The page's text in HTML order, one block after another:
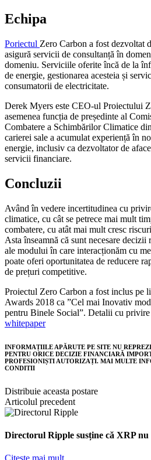
Echipa
Poriectul Zero Carbon a fost dezvoltat
asigură servicii de consultanță în
domeniu. Serviciile oferite încă de la
de energie, gestionarea acesteia și
consumatorii de electricitate.
Derek Myers este CEO-ul Proiectului
asemenea funcția de președinte al
Combatere a Schimbărilor Climatice
carierei sale a acumulat experiență în
energie, inclusiv ca dezvoltator de
servicii financiare.
Concluzii
Având în vedere incertitudinea cu
climatice, cu cât se petrece mai mult
combatere, cu atât mai mult cresc
Asta înseamnă că sunt necesare
ale modului în care interacționăm cu
poate oferi oportunitatea de reducere
de prețuri competitive.
Proiectul Zero Carbon a fost inclus pe
Awards 2018 ca ”Cel mai Inovativ
pentru Binele Social”. Detalii cu
whitepaper
INFORMAȚIILE APĂRUTE PE SITE NU
PENTRU ORICE DECIZIE FINANCIARĂ
PROFESIONIȘTI AUTORIZAȚI. MAI MULTE
CONDITII
Distribuie aceasta postare
Articolul precedent
Directorul Ripple susține că XRP nu